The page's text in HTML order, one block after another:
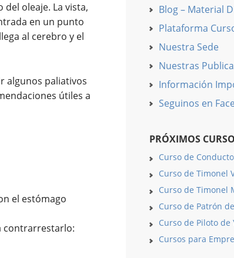
oleaje. La vista,
en un punto
al cerebro y el
algunos paliativos
útiles a
el estómago
contrarrestarlo:
Blog – Material
Plataforma
Nuestra Sede
Nuestras
Información
Seguinos en
PRÓXIMOS
Curso de
Curso de Timonel
Curso de Timonel
Curso de Patrón
Curso de Piloto de
Cursos para